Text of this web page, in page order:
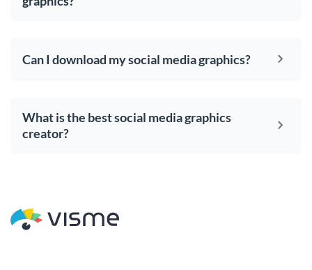
Can I download my social media graphics?
What is the best social media graphics
creator?